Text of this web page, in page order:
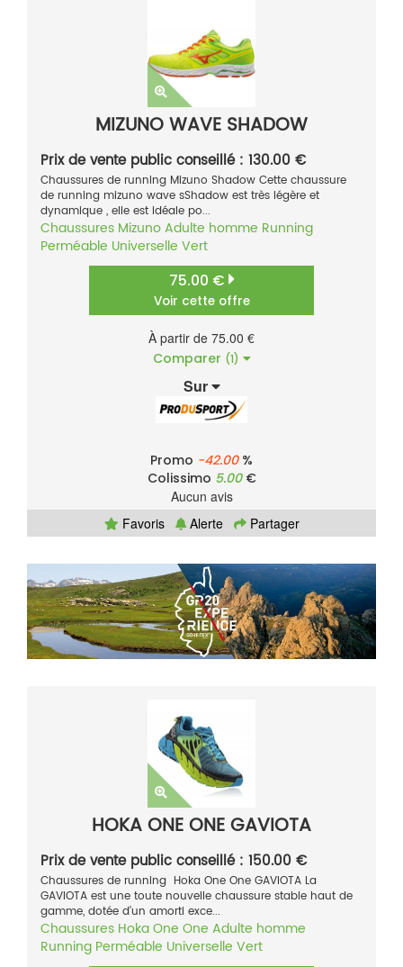
MIZUNO WAVE SHADOW
Prix de vente public conseillé : 130.00 €
Chaussures de running Mizuno Shadow Cette chaussure
de running mizuno wave sShadow est très légère et
dynamique , elle est idéale po...
Chaussures MizunoAdulte homme Running
Perméable Universelle Vert
75.00 €
Voir cette offre
À partir de 75.00 €
Comparer (1)
Sur
Promo -42.00%
Colissimo 5.00€
Aucun avis
Favoris
Alerte Partager
HOKA ONE ONE GAVIOTA
Prix de vente public conseillé : 150.00 €
Chaussures de running Hoka One One GAVIOTA La
GAVIOTA est une toute nouvelle chaussure stable haut de
gamme, dotée d’un amorti exce...
Chaussures Hoka One One Adulte homme
Running Perméable Universelle Vert